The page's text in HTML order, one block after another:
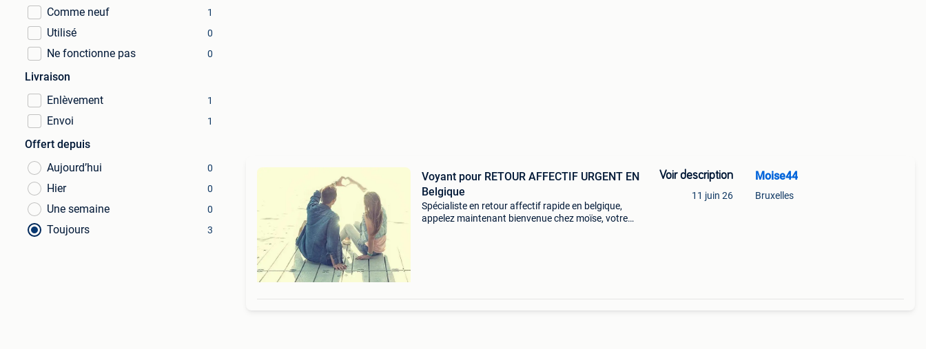
Comme neuf 1
Utilisé 0
Ne fonctionne pas 0
Livraison
Enlèvement
1
Envoi 1
Offert depuis
Aujourd’hui
0
Hier 0
Une semaine 0
Toujours 3
Voyant pour RETOUR AFFECTIF URGENT EN
Belgique
Spécialiste en retour affectif rapide en belgique,
appelez maintenant bienvenue chez moïse, votre
Voir description
11 juin 26
Moise44
Bruxelles